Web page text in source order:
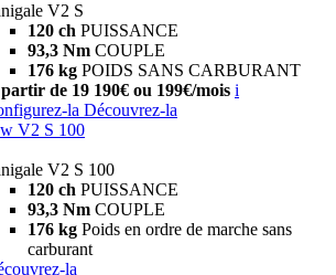
V2 S
120 ch PUISSANCE
93,3 Nm COUPLE
176 kg POIDS SANS CARBURANT
de 19 190€ ou 199€/mois i
la Découvrez-la
V2 S 100
V2 S 100
120 ch PUISSANCE
93,3 Nm COUPLE
176 kg Poids en ordre de marche sans
carburant
la